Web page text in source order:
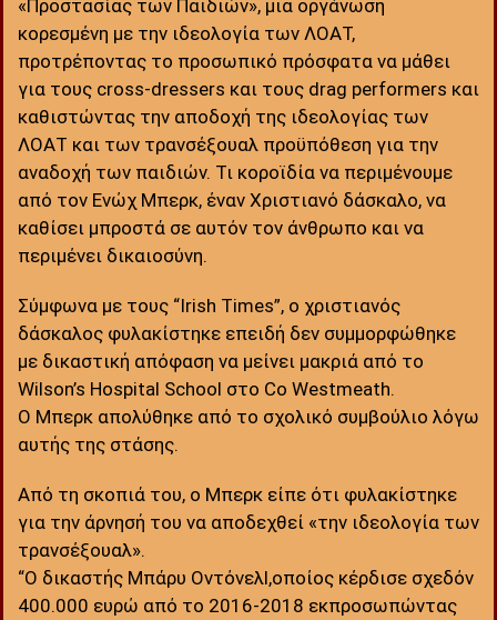
«Προστασίας των Παιδιών», μια οργάνωση
κορεσμένη με την ιδεολογία των ΛΟΑΤ,
προτρέποντας το προσωπικό πρόσφατα να μάθει
για τους cross-dressers και τους drag performers και
καθιστώντας την αποδοχή της ιδεολογίας των
ΛΟΑΤ και των τρανσέξουαλ προϋπόθεση για την
αναδοχή των παιδιών. Τι κοροϊδία να περιμένουμε
από τον Ενώχ Μπερκ, έναν Χριστιανό δάσκαλο, να
καθίσει μπροστά σε αυτόν τον άνθρωπο και να
περιμένει δικαιοσύνη.
Σύμφωνα με τους “Irish Times”, ο χριστιανός
δάσκαλος φυλακίστηκε επειδή δεν συμμορφώθηκε
με δικαστική απόφαση να μείνει μακριά από το
Wilson’s Hospital School στο Co Westmeath.
Ο Μπερκ απολύθηκε από το σχολικό συμβούλιο λόγω
αυτής της στάσης.
Από τη σκοπιά του, ο Μπερκ είπε ότι φυλακίστηκε
για την άρνησή του να αποδεχθεί «την ιδεολογία των
τρανσέξουαλ».
“Ο δικαστής Μπάρυ Οντόνελl,οποίος κέρδισε σχεδόν
400.000 ευρώ από το 2016-2018 εκπροσωπώντας